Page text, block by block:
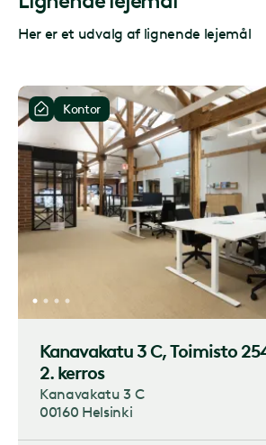
Her er et udvalg af lignende lejemål
Kontor
Kanavakatu 3 C, Toimisto
2. kerros
Kanavakatu 3 C
00160 Helsinki